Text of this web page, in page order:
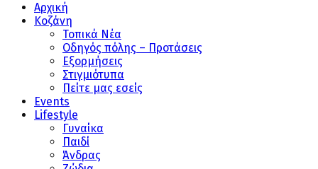
Αρχική
Κοζάνη
Τοπικά Νέα
Οδηγός πόλης – Προτάσεις
Εξορμήσεις
Στιγμιότυπα
Πείτε μας εσείς
Events
Lifestyle
Γυναίκα
Παιδί
Άνδρας